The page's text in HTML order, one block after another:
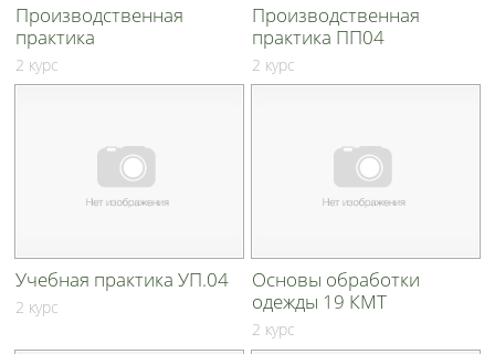
Производственная
практика
2 курс
Производственная
практика ПП04
2 курс
Учебная практика УП.04
2 курс
Основы обработки
одежды 19 КМТ
2 курс